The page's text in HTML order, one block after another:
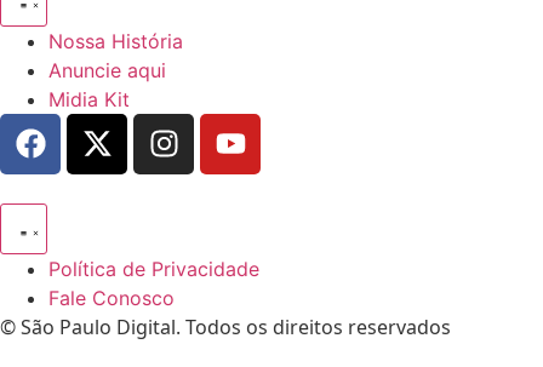
Nossa História
Anuncie aqui
Midia Kit
Política de Privacidade
Fale Conosco
© São Paulo Digital. Todos os direitos reservados